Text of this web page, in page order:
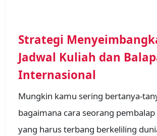
Strategi
Jadwal Kuliah dan
Internasional
Mungkin kamu sering bertanya-
bagaimana cara seorang
yang harus terbang berkeliling